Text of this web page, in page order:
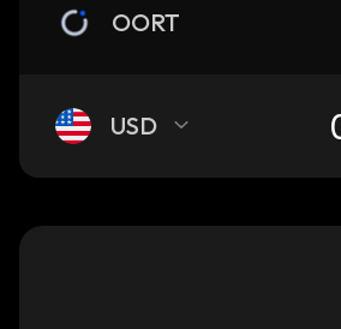
OORT
USD